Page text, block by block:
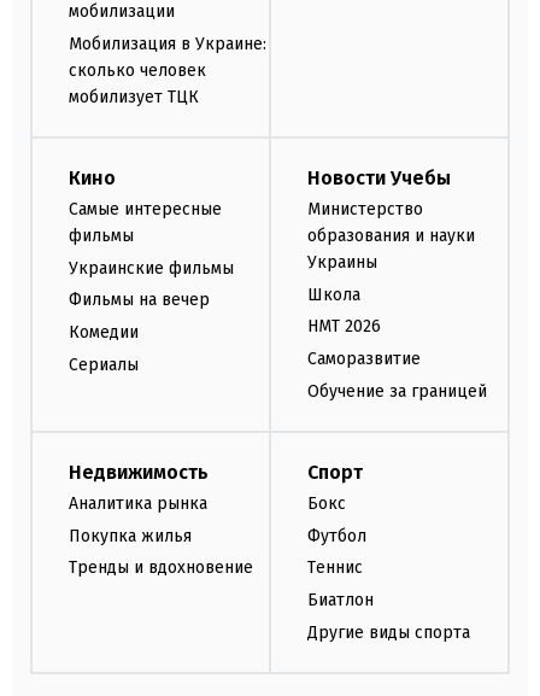
мобилизации
Мобилизация в Украине:
сколько человек
мобилизует ТЦК
Кино
Самые интересные
фильмы
Украинские фильмы
Фильмы на вечер
Комедии
Сериалы
Новости Учебы
Министерство
образования и науки
Украины
Школа
НМТ 2026
Саморазвитие
Обучение за границей
Недвижимость
Аналитика рынка
Покупка жилья
Тренды и вдохновение
Спорт
Бокс
Футбол
Теннис
Биатлон
Другие виды спорта